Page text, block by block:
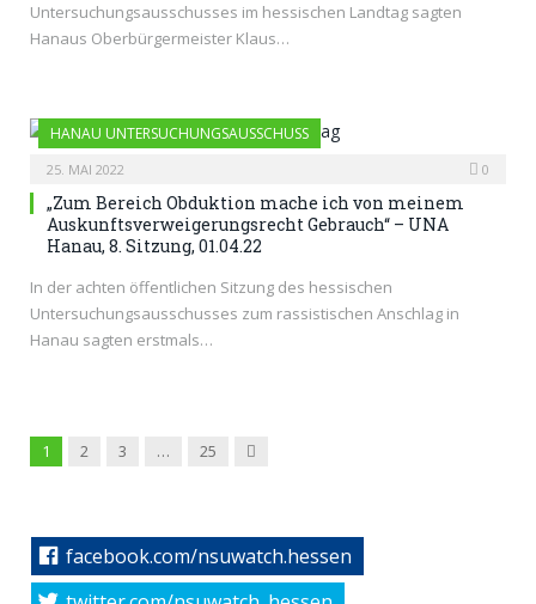
Untersuchungsausschusses im hessischen Landtag sagten
Hanaus Oberbürgermeister Klaus…
HANAU UNTERSUCHUNGSAUSSCHUSS
25. MAI 2022 0
„Zum Bereich Obduktion mache ich von meinem
Auskunftsverweigerungsrecht Gebrauch“ – UNA
Hanau, 8. Sitzung, 01.04.22
In der achten öffentlichen Sitzung des hessischen
Untersuchungsausschusses zum rassistischen Anschlag in
Hanau sagten erstmals…
1 2 3 … 25 Next
facebook.com/nsuwatch.hessen